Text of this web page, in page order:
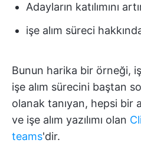
Adayların katılımını
işe alım süreci
Bunun harika bir örneği,
işe alım sürecini baştan
olanak tanıyan, hepsi bir
ve işe alım yazılımı olan
teams'dir.